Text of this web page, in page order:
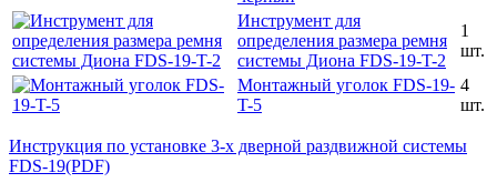
Инструмент для
определения размера ремня
системы Диона FDS-19-T-2
1
шт.
Монтажный уголок FDS-19-
T-5
4
шт.
Инструкция по установке 3-х дверной раздвижной системы
FDS-19(PDF)